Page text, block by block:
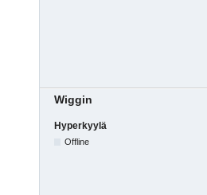
Wiggin
Hyperkyylä
Offline